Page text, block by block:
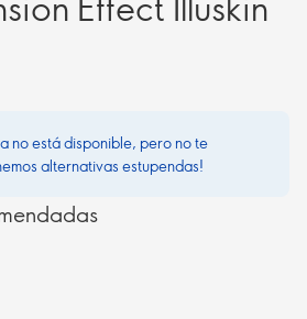
no está disponible, pero no te
alternativas estupendas!